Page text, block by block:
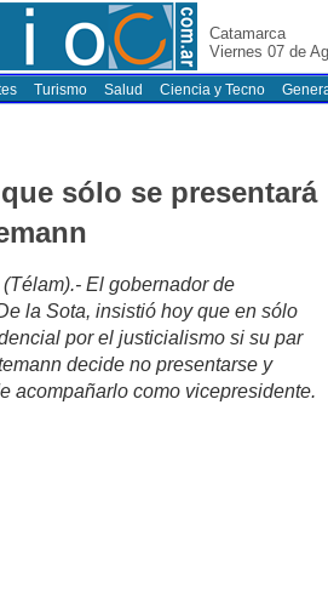
Catamarca
Viernes 07 de
Turismo Salud Ciencia y Tecno
sólo se presentará
El gobernador de
la Sota, insistió hoy que en sólo
por el justicialismo si su par
decide no presentarse y
acompañarlo como vicepresidente.